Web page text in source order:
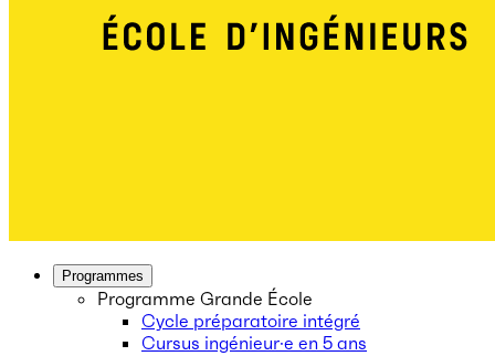
Programmes
Programme Grande École
Cycle préparatoire intégré
Cursus ingénieur·e en 5 ans